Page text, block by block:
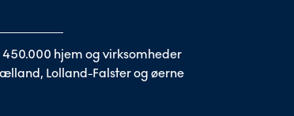
hjem og virksomheder
Lolland-Falster og øerne